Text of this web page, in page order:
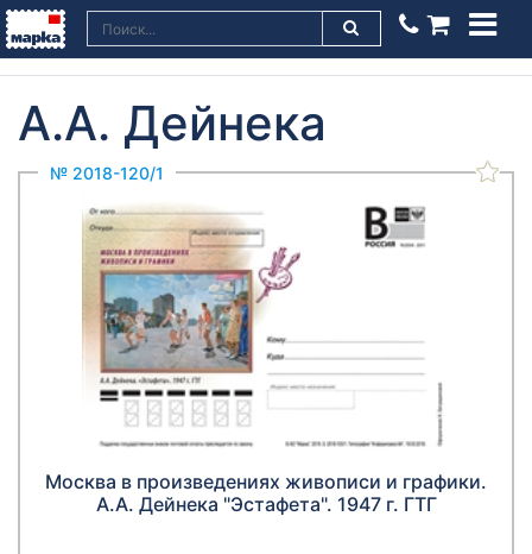
А.А. Дейнека
№ 2018-120/1
Москва в произведениях живописи и графики.
А.А. Дейнека "Эстафета". 1947 г. ГТГ